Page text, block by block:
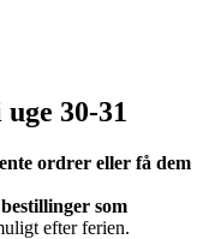
30-31
ordrer eller få dem
som
efter ferien.